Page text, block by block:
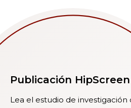
Publicación HipScreen
Lea el estudio de investigación